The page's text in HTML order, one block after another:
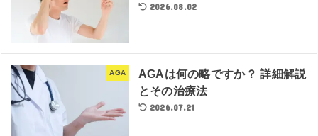
2026.08.02
AGA
AGAは何の略ですか？ 詳細解説
とその治療法
2026.07.21